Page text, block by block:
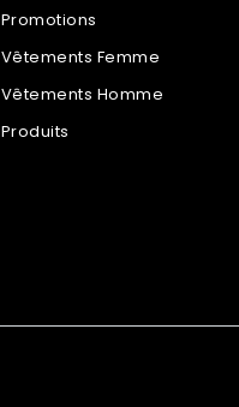
Promotions
Vêtements Femme
Vêtements Homme
Produits